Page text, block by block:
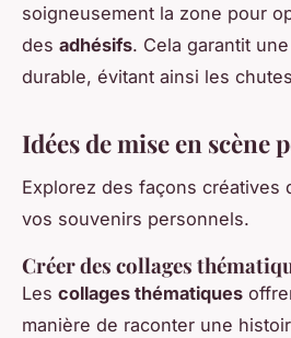
soigneusement la zone pour
des adhésifs. Cela garantit
durable, évitant ainsi les
Idées de mise en scène
Explorez des façons créatives
vos souvenirs personnels.
Créer des collages
Les collages thématiques
manière de raconter une